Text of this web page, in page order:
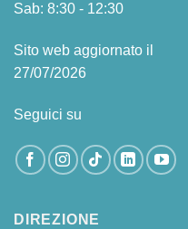
Sab: 8:30 - 12:30
Sito web aggiornato il
27/07/2026
Seguici su
DIREZIONE